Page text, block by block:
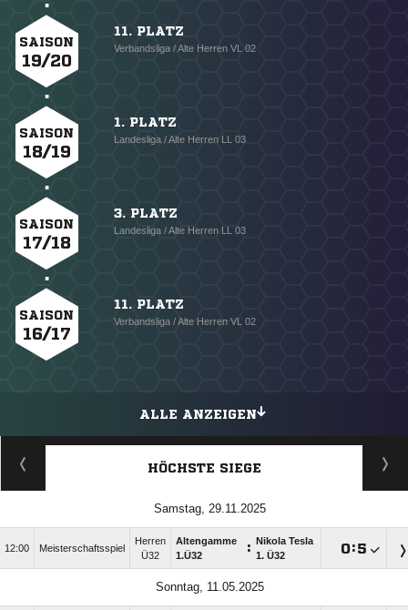
SAISON
19/20
11. PLATZ
Verbandsliga / Alte Herren VL 02
SAISON
18/19
1. PLATZ
Landesliga / Alte Herren LL 03
SAISON
17/18
3. PLATZ
Landesliga / Alte Herren LL 03
SAISON
16/17
11. PLATZ
Verbandsliga / Alte Herren VL 02
ALLE ANZEIGEN
HÖCHSTE SIEGE
Samstag, 29.11.2025
12:00 Meisterschaftsspiel
Herren
Ü32
Altengamme
1.Ü32
:
Nikola Tesla
1. Ü32
:
Sonntag, 11.05.2025